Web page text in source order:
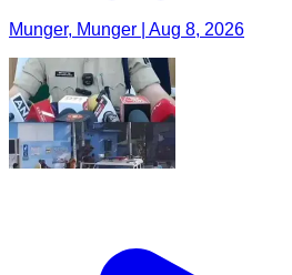
Munger, Munger | Aug 8, 2026